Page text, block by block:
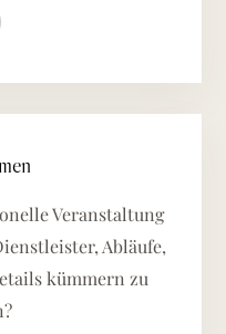
Details anzeigen
Veranstaltung
Abläufe,
kümmern zu